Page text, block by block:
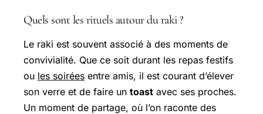
Quels sont les rituels autour du raki ?
Le raki est souvent associé à des moments de
convivialité. Que ce soit durant les repas festifs
ou les soirées entre amis, il est courant d’élever
son verre et de faire un toast avec ses proches.
Un moment de partage, où l’on raconte des